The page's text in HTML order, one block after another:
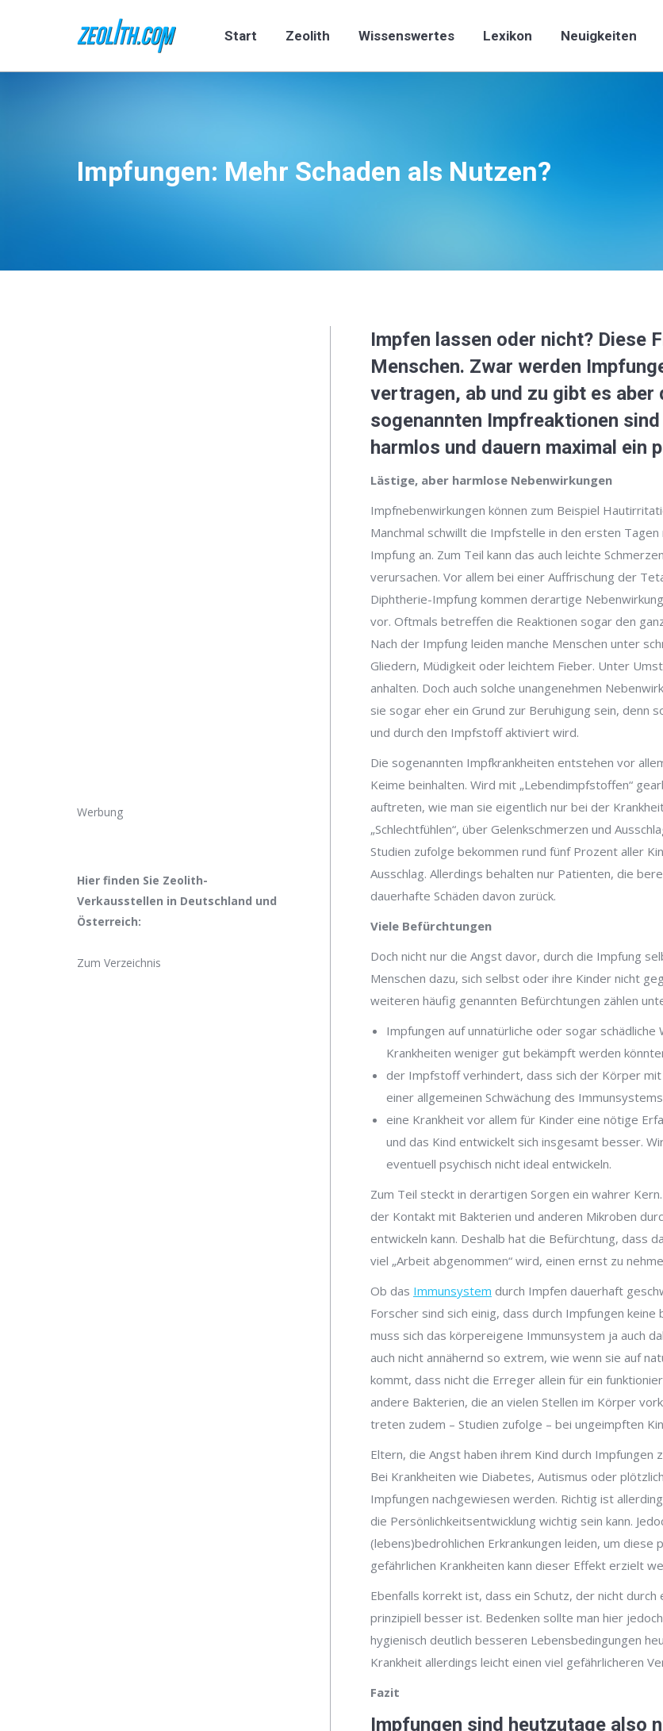
Start Zeolith Wissenswertes Lexikon Neuigkeiten
Impfungen: Mehr Schaden als Nutzen?
Sie befinden sich hier:
Impfen lassen oder nicht? Diese
Menschen. Zwar werden
vertragen, ab und zu gibt es aber
sogenannten Impfreaktionen
harmlos und dauern maximal ein
Lästige, aber harmlose Nebenwirkungen
Impfnebenwirkungen können zum Beispiel
Manchmal schwillt die Impfstelle in den ersten Tagen
Impfung an. Zum Teil kann das auch leichte Schmerzen
verursachen. Vor allem bei einer Auffrischung der
Diphtherie-Impfung kommen derartige
vor. Oftmals betreffen die Reaktionen sogar den
Nach der Impfung leiden manche Menschen unter
Gliedern, Müdigkeit oder leichtem Fieber. Unter
anhalten. Doch auch solche unangenehmen
sie sogar eher ein Grund zur Beruhigung sein,
und durch den Impfstoff aktiviert wird.
Die sogenannten Impfkrankheiten entstehen vor
Keime beinhalten. Wird mit „Lebendimpfstoffen“
auftreten, wie man sie eigentlich nur bei der
„Schlechtfühlen“, über Gelenkschmerzen und
Studien zufolge bekommen rund fünf Prozent aller
Ausschlag. Allerdings behalten nur Patienten, die
dauerhafte Schäden davon zurück.
Viele Befürchtungen
Doch nicht nur die Angst davor, durch die Impfung
Menschen dazu, sich selbst oder ihre Kinder nicht
weiteren häufig genannten Befürchtungen zählen
Impfungen auf unnatürliche oder sogar
Krankheiten weniger gut bekämpft werden
der Impfstoff verhindert, dass sich der Körper
einer allgemeinen Schwächung des
eine Krankheit vor allem für Kinder eine nötige
und das Kind entwickelt sich insgesamt besser.
eventuell psychisch nicht ideal entwickeln.
Zum Teil steckt in derartigen Sorgen ein wahrer
der Kontakt mit Bakterien und anderen Mikroben
entwickeln kann. Deshalb hat die Befürchtung, dass
viel „Arbeit abgenommen“ wird, einen ernst zu
Ob das Immunsystem durch Impfen dauerhaft
Forscher sind sich einig, dass durch Impfungen
muss sich das körpereigene Immunsystem ja auch
auch nicht annähernd so extrem, wie wenn sie auf
kommt, dass nicht die Erreger allein für ein
andere Bakterien, die an vielen Stellen im Körper
treten zudem – Studien zufolge – bei ungeimpften
Eltern, die Angst haben ihrem Kind durch Impfungen
Bei Krankheiten wie Diabetes, Autismus oder
Impfungen nachgewiesen werden. Richtig ist
die Persönlichkeitsentwicklung wichtig sein kann.
(lebens)bedrohlichen Erkrankungen leiden, um diese
gefährlichen Krankheiten kann dieser Effekt erzielt
Ebenfalls korrekt ist, dass ein Schutz, der nicht
prinzipiell besser ist. Bedenken sollte man hier
hygienisch deutlich besseren Lebensbedingungen
Krankheit allerdings leicht einen viel gefährlicheren
Fazit
Impfungen sind heutzutage also
Werbung
Hier finden Sie Zeolith-
Verkausstellen in Deutschland und
Österreich:
Zum Verzeichnis